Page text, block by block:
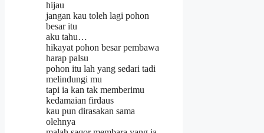
hijau
jangan kau toleh lagi pohon
besar itu
aku tahu…
hikayat pohon besar pembawa
harap palsu
pohon itu lah yang sedari tadi
melindungi mu
tapi ia kan tak memberimu
kedamaian firdaus
kau pun dirasakan sama
olehnya